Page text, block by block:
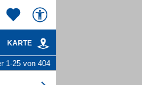
KARTE
1-25 von 404